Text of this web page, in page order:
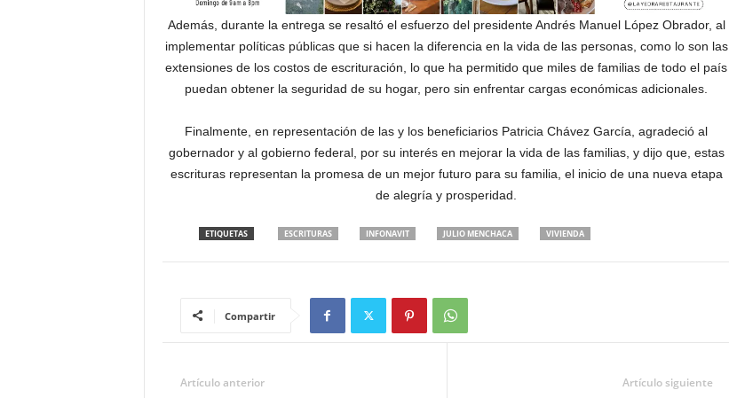
Además, durante la entrega se resaltó el esfuerzo del presidente Andrés Manuel López Obrador, al
implementar políticas públicas que si hacen la diferencia en la vida de las personas, como lo son las
extensiones de los costos de escrituración, lo que ha permitido que miles de familias de todo el país
puedan obtener la seguridad de su hogar, pero sin enfrentar cargas económicas adicionales.
Finalmente, en representación de las y los beneficiarios Patricia Chávez García, agradeció al
gobernador y al gobierno federal, por su interés en mejorar la vida de las familias, y dijo que, estas
escrituras representan la promesa de un mejor futuro para su familia, el inicio de una nueva etapa
de alegría y prosperidad.
ETIQUETAS ESCRITURAS INFONAVIT JULIO MENCHACA VIVIENDA
Compartir
Artículo anterior Artículo siguiente